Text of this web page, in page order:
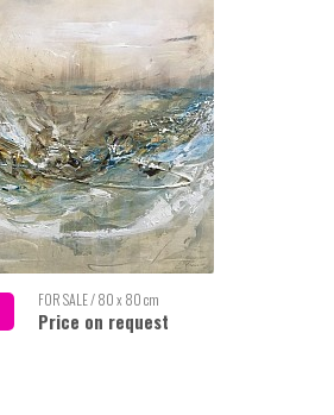
FOR SALE / 80 x 80 cm
Price on request